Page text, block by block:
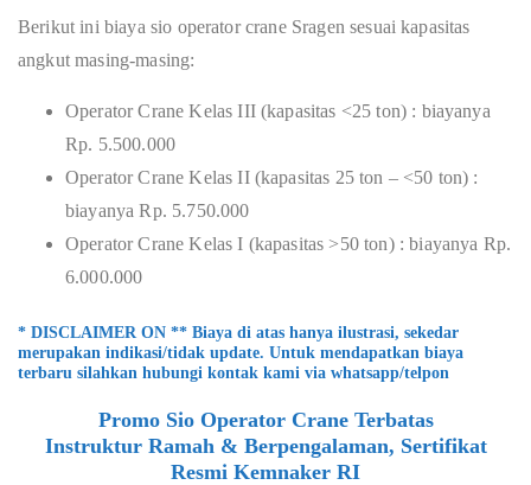
Berikut ini biaya sio operator crane Sragen sesuai kapasitas
angkut masing-masing:
Operator Crane Kelas III (kapasitas <25 ton) : biayanya
Rp. 5.500.000
Operator Crane Kelas II (kapasitas 25 ton – <50 ton) :
biayanya Rp. 5.750.000
Operator Crane Kelas I (kapasitas >50 ton) : biayanya Rp.
6.000.000
* DISCLAIMER ON ** Biaya di atas hanya ilustrasi, sekedar
merupakan indikasi/tidak update. Untuk mendapatkan biaya
terbaru silahkan hubungi kontak kami via whatsapp/telpon
Promo Sio Operator Crane Terbatas
Instruktur Ramah & Berpengalaman, Sertifikat
Resmi Kemnaker RI